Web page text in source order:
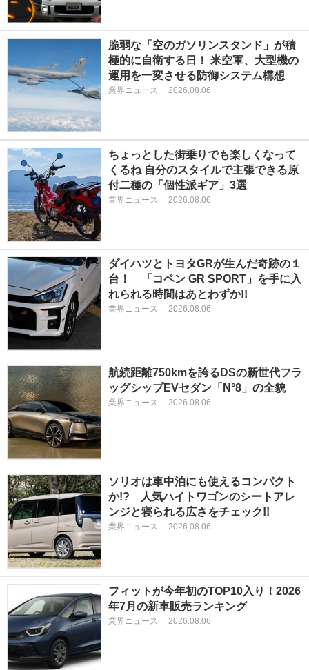
脆弱な「空のガソリンスタンド」が積
極的に自衛する日！ 米空軍、大型機の
運用を一変させる防御システム構想
業界ニュース 2026.08.06
ちょっとした街乗りでも楽しくなって
くるね 自分のスタイルで主張できる原
付二種の「個性派ギア」3選
業界ニュース 2026.08.06
ダイハツとトヨタGRが生んだ奇跡の１
台！ 「コペン GR SPORT」を手に入
れられる時間はあとわずか!!
業界ニュース 2026.08.06
航続距離750kmを誇るDSの新世代フラ
ッグシップEVセダン「N°8」の全貌
業界ニュース | 2026.08.06
ソリオは車中泊にも使えるコンパクト
か!? 人気ハイトワゴンのシートアレ
ンジと寝られる広さをチェック!!
業界ニュース | 2026.08.06
フィットが今年初のTOP10入り！2026
年7月の新車販売ランキング
業界ニュース | 2026.08.06